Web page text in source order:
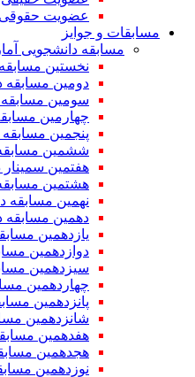
عضویت حقوقی
مسابقات و جوایز
مسابقه دانشجویی آمار
نخستین مسابقه
دومین مسابقه
سومین مسابقه
چهارمین
پنجمین مسابقه
ششمین مسابقه
هفتمین سمینار
هشتمین مسابقه
نهمین مسابقه
دهمین مسابقه
یازدهمین
دوازدهمین
سیزدهمین
چهاردهمین
پانزدهمین
شانزدهمین
هفدهمین
هجدهمین
نوزدهمین